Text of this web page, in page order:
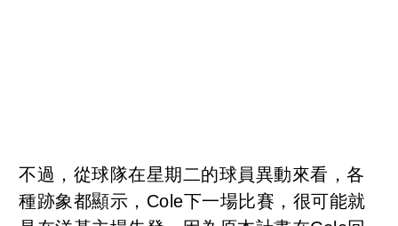
不過，從球隊在星期二的球員異動來看，各
種跡象都顯示，Cole下一場比賽，很可能就